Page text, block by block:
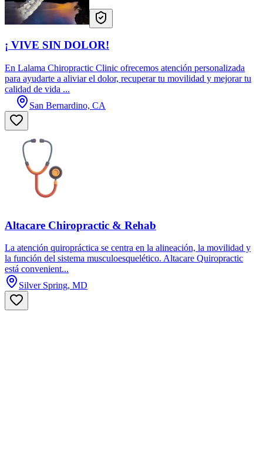
¡ VIVE SIN DOLOR!
En Lalama Chiropractic Clinic ofrecemos atención personalizada
para ayudarte a aliviar el dolor, recuperar tu movilidad y mejorar tu
calidad de vida ...
San Bernardino, CA
Altacare Chiropractic & Rehab
La atención quiropráctica se centra en la alineación, la movilidad y
la función del sistema musculoesquelético. Altacare Quiropractic
está convenient...
Silver Spring, MD